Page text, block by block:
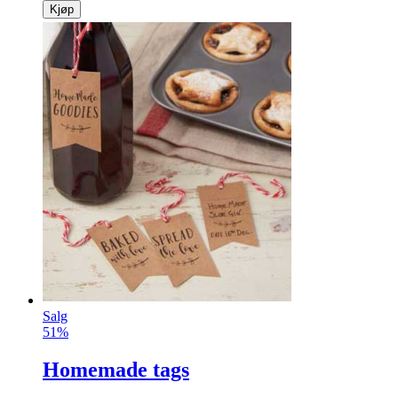
Kjøp
Salg
51%
Homemade tags